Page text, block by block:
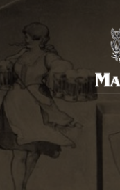
Primary
Menu